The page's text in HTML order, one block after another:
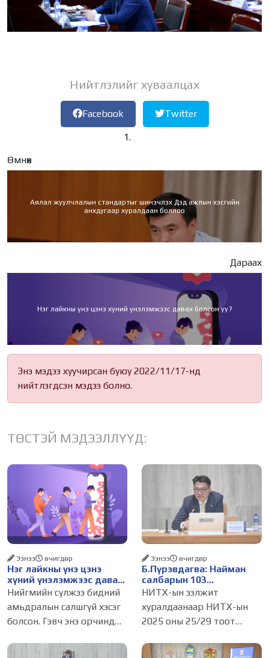
Нийтлэлийг хуваалцах
Facebook Twitter
Өмнөх
Аялал жуулчлалын стандартыг шинэчлэх Дэд ажлын хэсгийн
анхдугаар хуралдаан боллоо
Дараах
Нэг лайкны үнэ цэнэ хүний үнэлэмжээс давах болсон уу?
Энэ мэдээ хуучирсан буюу 2022/11/17-нд
нийтлэгдсэн мэдээ болно.
ТӨСТЭЙ МЭДЭЭЛЛҮҮД:
Нэг лайкны үнэ цэнэ
хүний үнэлэмжээс давах
болсон уу?
Ээнээ өчигдѳр
Нийгмийн сүлжээ бидний
амьдралын салшгүй хэсэг
болсон. Гэвч энэ орчинд
амжилт, тэр ч байтугай
Б.Пүрэвдагва: Найман
салбарын 103
үйлчилгээний
бүртгэлийг цуцалснаар
бизнес эрхлэхэд таатай
нөхцөл бүрдэнэ
Ээнээ өчигдѳр
НИТХ-ын ээлжит
хуралдаанаар НИТХ-ын
2025 оны 25/29 тоот
журмын зарим хэсгийг